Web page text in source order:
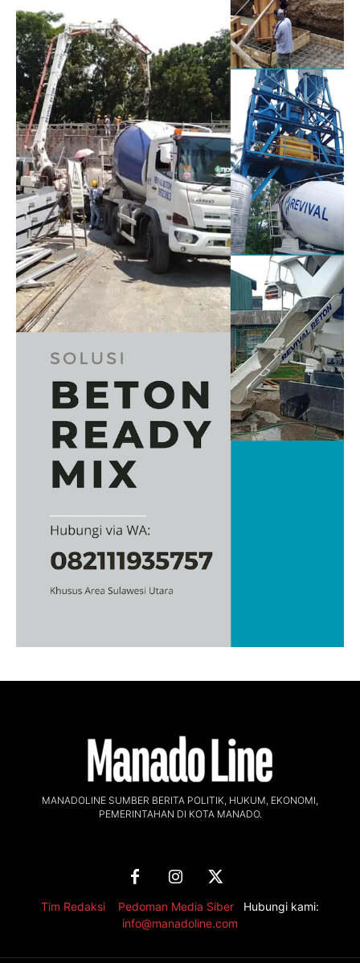
MANADOLINE SUMBER BERITA POLITIK, HUKUM, EKONOMI,
PEMERINTAHAN DI KOTA MANADO.
Tim Redaksi Pedoman Media Siber
Hubungi kami:
info@manadoline.com